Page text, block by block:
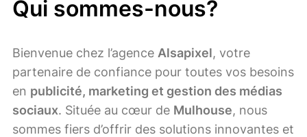
Qui sommes-nous?
Bienvenue chez l’agence Alsapixel, votre
partenaire de confiance pour toutes vos besoins
en publicité, marketing et gestion des médias
sociaux. Située au cœur de Mulhouse, nous
sommes fiers d’offrir des solutions innovantes et